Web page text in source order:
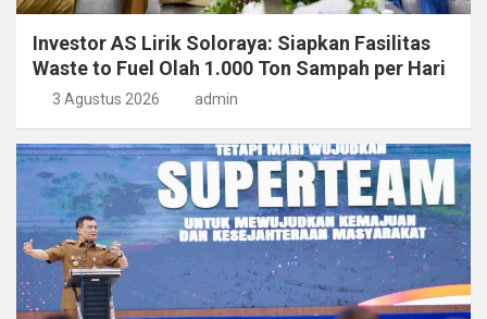
Investor AS Lirik Soloraya: Siapkan Fasilitas
Waste to Fuel Olah 1.000 Ton Sampah per Hari
3 Agustus 2026 admin